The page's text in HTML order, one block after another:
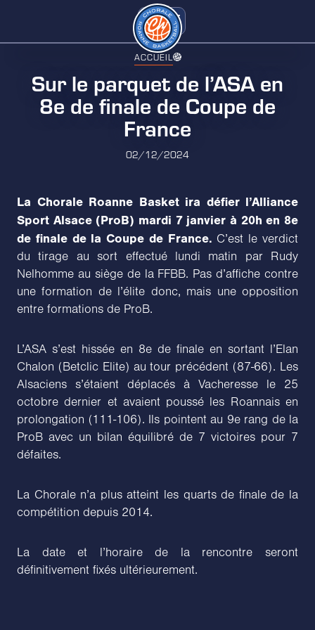
ACCUEIL
Sur le parquet de l’ASA en
8e de finale de Coupe de
France
02/12/2024
La Chorale Roanne Basket ira défier l’Alliance
Sport Alsace (ProB) mardi 7 janvier à 20h en 8e
de finale de la Coupe de France. C’est le verdict
du tirage au sort effectué lundi matin par Rudy
Nelhomme au siège de la FFBB. Pas d’affiche contre
une formation de l’élite donc, mais une opposition
entre formations de ProB.
L’ASA s’est hissée en 8e de finale en sortant l’Elan
Chalon (Betclic Elite) au tour précédent (87-66). Les
Alsaciens s’étaient déplacés à Vacheresse le 25
octobre dernier et avaient poussé les Roannais en
prolongation (111-106). Ils pointent au 9e rang de la
ProB avec un bilan équilibré de 7 victoires pour 7
défaites.
La Chorale n’a plus atteint les quarts de finale de la
compétition depuis 2014.
La date et l’horaire de la rencontre seront
définitivement fixés ultérieurement.